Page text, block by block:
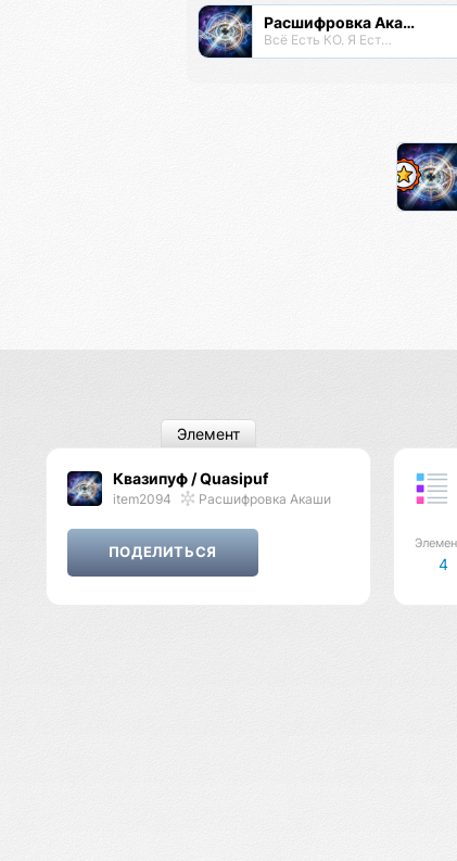
Расшифровка Акаши
Квазипуф / Quasipuf
item2094 Расшифровка Акаши
Элемент
4